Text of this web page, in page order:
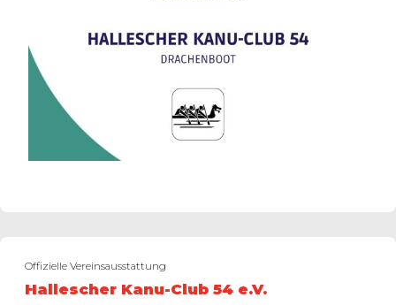
Offizielle Vereinsausstattung
Hallescher Kanu-Club 54 e.V.